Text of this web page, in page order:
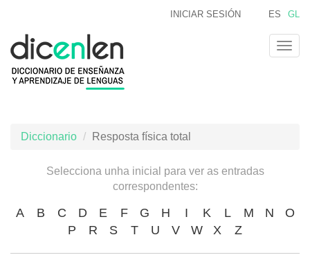
contido
principal
ES GL
INICIAR SESIÓN
Diccionario Resposta física total
Selecciona unha inicial para ver as entradas
correspondentes:
A B C D E F G H I K L M N
O
P
R S T U V W X Z